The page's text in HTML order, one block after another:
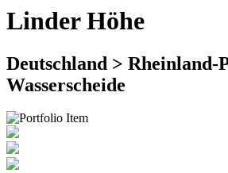
Linder Höhe
Deutschland > Rheinland-
Wasserscheide